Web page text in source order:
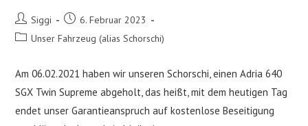
Beitrags-
Autor:
Siggi
Beitrag
veröffentlicht:
6. Februar 2023
Beitrags-
Unser Fahrzeug (alias Schorschi)
Am 06.02.2021 haben wir unseren Schorschi, einen Adria 640
SGX Twin Supreme abgeholt, das heißt, mit dem heutigen Tag
endet unser Garantieanspruch auf kostenlose Beseitigung